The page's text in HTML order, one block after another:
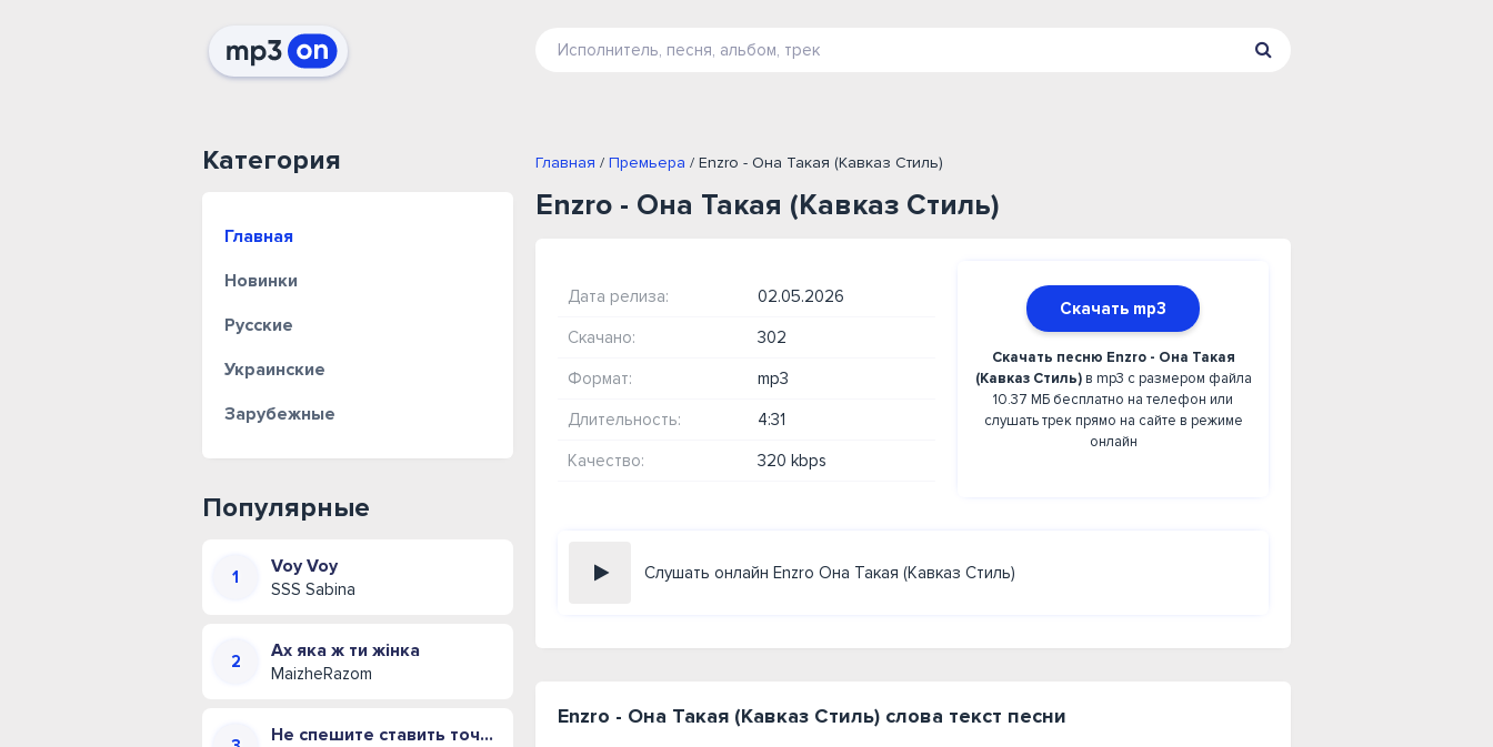
Категория
Главная
Новинки
Русские
Украинские
Зарубежные
Популярные
Voy Voy
SSS Sabina
Ах яка ж ти жінка
MaizheRazom
Не спешите ставить точку (Иван Креккер)
Главная / Премьера / Enzro - Она Такая (Кавказ Стиль)
Enzro - Она Такая (Кавказ Стиль)
Дата релиза: 02.05.2026
Скачано: 302
Формат: mp3
Длительность: 4:31
Качество: 320 kbps
Скачать mp3
Скачать песню Enzro - Она Такая
(Кавказ Стиль)в mp3 с размером файла
10.37 МБ бесплатно на телефон или
слушать трек прямо на сайте в режиме
онлайн
Слушать онлайн Enzro Она Такая (Кавказ Стиль)
Enzro - Она Такая (Кавказ Стиль) слова текст песни